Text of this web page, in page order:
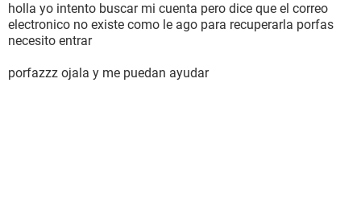
holla yo intento buscar mi cuenta pero dice que el correo
electronico no existe como le ago para recuperarla porfas
necesito entrar
porfazzz ojala y me puedan ayudar